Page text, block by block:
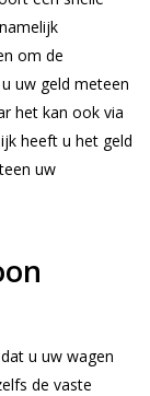
om de
uw geld meteen
het kan ook via
heeft u het geld
uw
u uw wagen
de vaste